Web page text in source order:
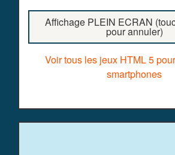
Affichage PLEIN ECRAN
pour annuler)
Voir tous les jeux HTML 5
smartphones